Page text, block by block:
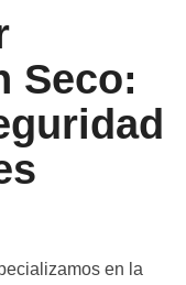
Seco:
en la